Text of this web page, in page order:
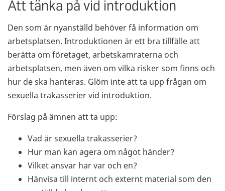
Att tänka på vid introduktion
Den som är nyanställd behöver få information om
arbetsplatsen. Introduktionen är ett bra tillfälle att
berätta om företaget, arbetskamraterna och
arbetsplatsen, men även om vilka risker som finns och
hur de ska hanteras. Glöm inte att ta upp frågan om
sexuella trakasserier vid introduktion.
Förslag på ämnen att ta upp:
Vad är sexuella trakasserier?
Hur man kan agera om något händer?
Vilket ansvar har var och en?
Hänvisa till internt och externt material som den